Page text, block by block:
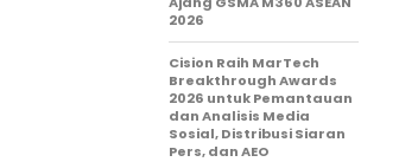
2026
Cision Raih MarTech
Breakthrough Awards
2026 untuk Pemantauan
dan Analisis Media
Sosial, Distribusi Siaran
Pers, dan AEO